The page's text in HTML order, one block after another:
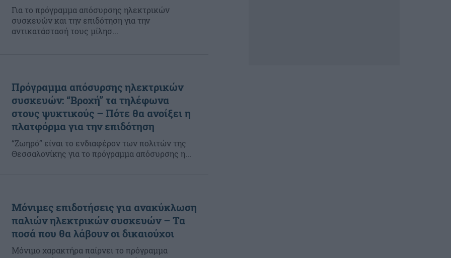
Για το πρόγραμμα απόσυρσης ηλεκτρικών
συσκευών και την επιδότηση για την
αντικατάστασή τους μίλησ...
Πρόγραμμα απόσυρσης ηλεκτρικών
συσκευών: “Βροχή” τα τηλέφωνα
στους ψυκτικούς – Πότε θα ανοίξει η
πλατφόρμα για την επιδότηση
“Ζωηρό” είναι το ενδιαφέρον των πολιτών της
Θεσσαλονίκης για το πρόγραμμα απόσυρσης η...
Μόνιμες επιδοτήσεις για ανακύκλωση
παλιών ηλεκτρικών συσκευών – Τα
ποσά που θα λάβουν οι δικαιούχοι
Μόνιμο χαρακτήρα παίρνει το πρόγραμμα